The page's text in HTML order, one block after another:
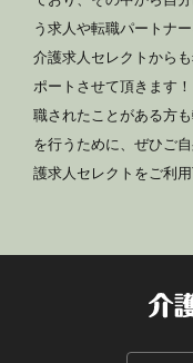
う求人や転職パートナ
介護求人セレクトから
ポートさせて頂きます
職されたことがある方
を行うために、ぜひご
護求人セレクトをご利用